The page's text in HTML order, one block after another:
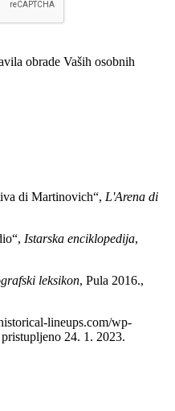
obrade Vaših osobnih
di Martinovich“, L'Arena di
Istarska enciklopedija,
leksikon, Pula 2016.,
lineups.com/wp-
24. 1. 2023.